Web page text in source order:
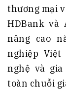
thương mại
HDBank và
nâng cao
nghiệp Việt
nghệ và
toàn chuỗi